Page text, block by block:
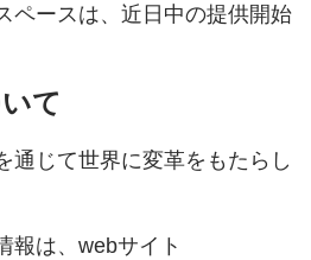
ペースは、近日中の提供開始
て
通じて世界に変革をもたらし
報は、webサイト